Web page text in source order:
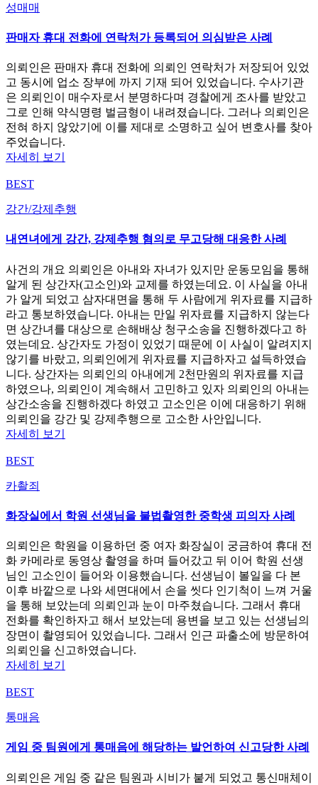
성매매
판매자 휴대 전화에 연락처가 등록되어 의심받은 사례
의뢰인은 판매자 휴대 전화에 의뢰인 연락처가 저장되어 있었
고 동시에 업소 장부에 까지 기재 되어 있었습니다. 수사기관
은 의뢰인이 매수자로서 분명하다며 경찰에게 조사를 받았고
그로 인해 약식명령 벌금형이 내려졌습니다. 그러나 의뢰인은
전혀 하지 않았기에 이를 제대로 소명하고 싶어 변호사를 찾아
주었습니다.
자세히 보기
BEST
강간/강제추행
내연녀에게 강간, 강제추행 혐의로 무고당해 대응한 사례
사건의 개요 의뢰인은 아내와 자녀가 있지만 운동모임을 통해
알게 된 상간자(고소인)와 교제를 하였는데요. 이 사실을 아내
가 알게 되었고 삼자대면을 통해 두 사람에게 위자료를 지급하
라고 통보하였습니다. 아내는 만일 위자료를 지급하지 않는다
면 상간녀를 대상으로 손해배상 청구소송을 진행하겠다고 하
였는데요. 상간자도 가정이 있었기 때문에 이 사실이 알려지지
않기를 바랐고, 의뢰인에게 위자료를 지급하자고 설득하였습
니다. 상간자는 의뢰인의 아내에게 2천만원의 위자료를 지급
하였으나, 의뢰인이 계속해서 고민하고 있자 의뢰인의 아내는
상간소송을 진행하겠다 하였고 고소인은 이에 대응하기 위해
의뢰인을 강간 및 강제추행으로 고소한 사안입니다.
자세히 보기
BEST
카촬죄
화장실에서 학원 선생님을 불법촬영한 중학생 피의자 사례
의뢰인은 학원을 이용하던 중 여자 화장실이 궁금하여 휴대 전
화 카메라로 동영상 촬영을 하며 들어갔고 뒤 이어 학원 선생
님인 고소인이 들어와 이용했습니다. 선생님이 볼일을 다 본
이후 바깥으로 나와 세면대에서 손을 씻다 인기척이 느껴 거울
을 통해 보았는데 의뢰인과 눈이 마주쳤습니다. 그래서 휴대
전화를 확인하자고 해서 보았는데 용변을 보고 있는 선생님의
장면이 촬영되어 있었습니다. 그래서 인근 파출소에 방문하여
의뢰인을 신고하였습니다.
자세히 보기
BEST
통매음
게임 중 팀원에게 통매음에 해당하는 발언하여 신고당한 사례
의뢰인은 게임 중 같은 팀원과 시비가 붙게 되었고 통신매체이